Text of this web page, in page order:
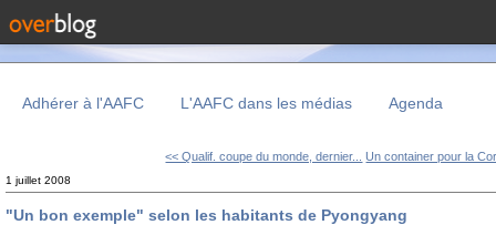
Adhérer à l'AAFC L'AAFC dans les médias Agenda
<< Qualif. coupe du monde, dernier... Un container pour la
1 juillet 2008
"Un bon exemple" selon les habitants de Pyongyang